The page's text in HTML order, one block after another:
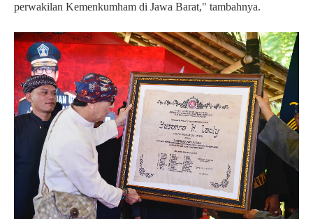
perwakilan Kemenkumham di Jawa Barat," tambahnya.